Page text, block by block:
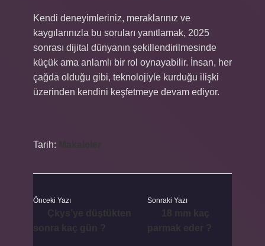
Kendi deneyimleriniz, meraklarınız ve
kaygılarınızla bu soruları yanıtlamak, 2025
sonrası dijital dünyanın şekillendirilmesinde
küçük ama anlamlı bir rol oynayabilir. İnsan, her
çağda olduğu gibi, teknolojiyle kurduğu ilişki
üzerinden kendini keşfetmeye devam ediyor.
Tarih:
Önceki Yazı Sonraki Yazı